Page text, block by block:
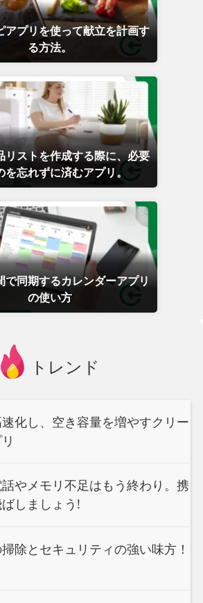
アプリを使って献立を計画す
る方法。
リストを作成する際に、必要
を忘れずに済むアプリ。
で同期するカレンダーアプリ
の使い方
トレンド
化し、空き容量を増やすクリー
やメモリ不足はもう終わり。携
しましょう!
除とセキュリティの強い味方！